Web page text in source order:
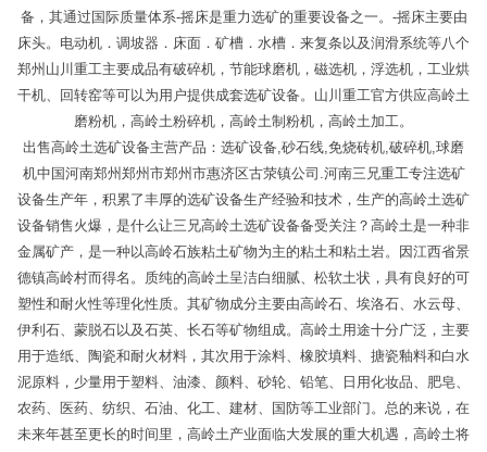
备，其通过国际质量体系-摇床是重力选矿的重要设备之一。-摇床主要由
床头。电动机．调坡器．床面．矿槽．水槽．来复条以及润滑系统等八个
郑州山川重工主要成品有破碎机，节能球磨机，磁选机，浮选机，工业烘
干机、回转窑等可以为用户提供成套选矿设备。山川重工官方供应高岭土
磨粉机，高岭土粉碎机，高岭土制粉机，高岭土加工。
出售高岭土选矿设备主营产品：选矿设备,砂石线,免烧砖机,破碎机,球磨
机中国河南郑州郑州市郑州市惠济区古荥镇公司.河南三兄重工专注选矿
设备生产年，积累了丰厚的选矿设备生产经验和技术，生产的高岭土选矿
设备销售火爆，是什么让三兄高岭土选矿设备备受关注？高岭土是一种非
金属矿产，是一种以高岭石族粘土矿物为主的粘土和粘土岩。因江西省景
德镇高岭村而得名。质纯的高岭土呈洁白细腻、松软土状，具有良好的可
塑性和耐火性等理化性质。其矿物成分主要由高岭石、埃洛石、水云母、
伊利石、蒙脱石以及石英、长石等矿物组成。高岭土用途十分广泛，主要
用于造纸、陶瓷和耐火材料，其次用于涂料、橡胶填料、搪瓷釉料和白水
泥原料，少量用于塑料、油漆、颜料、砂轮、铅笔、日用化妆品、肥皂、
农药、医药、纺织、石油、化工、建材、国防等工业部门。总的来说，在
未来年甚至更长的时间里，高岭土产业面临大发展的重大机遇，高岭土将